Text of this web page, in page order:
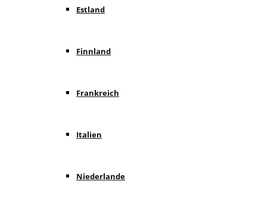
Estland
Finnland
Frankreich
Italien
Niederlande